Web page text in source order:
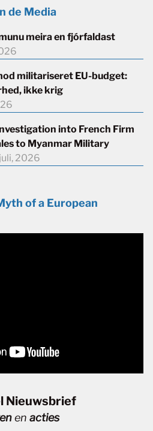
de Media
meira en fjórfaldast
militariseret EU-budget:
ikke krig
into French Firm
to Myanmar Military
2026
of a European
Nieuwsbrief
en acties